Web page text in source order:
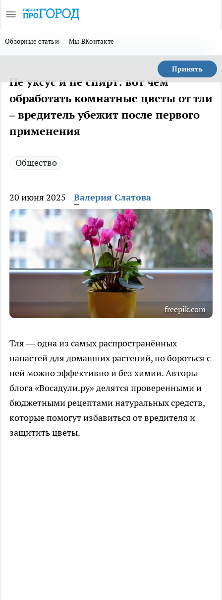
Обзорные статьи Мы ВКонтакте
Принять
Не уксус и не спирт: вот чем
обработать комнатные цветы от тли
– вредитель убежит после первого
применения
Общество
20 июня 2025 Валерия Слатова
freepik.com
Тля — одна из самых распространённых
напастей для домашних растений, но бороться с
ней можно эффективно и без химии. Авторы
блога «Восадули.ру» делятся проверенными и
бюджетными рецептами натуральных средств,
которые помогут избавиться от вредителя и
защитить цветы.